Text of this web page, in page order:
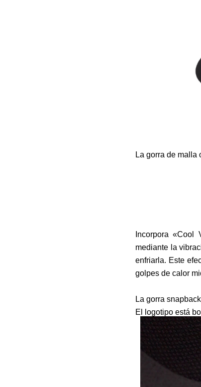
La gorra de
Incorpora
mediante la
enfriarla. Este
golpes de calor
La gorra
El logotipo está